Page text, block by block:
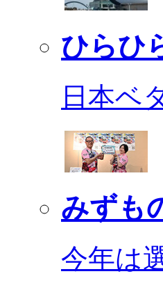
ひらひ
日本ベ
みずも
今年は